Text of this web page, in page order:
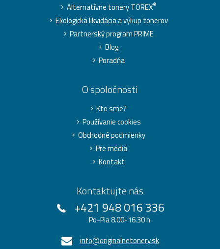
Alternatívne tonery TOREX®
Ekologická likvidácia a výkup tonerov
Partnerský program PRIME
Blog
Poradňa
O spoločnosti
Kto sme?
Používanie cookies
Obchodné podmienky
Pre médiá
Kontakt
Kontaktujte nás
+421 948 016 336
Po-Pia 8.00-16.30 h
info@originalnetonery.sk